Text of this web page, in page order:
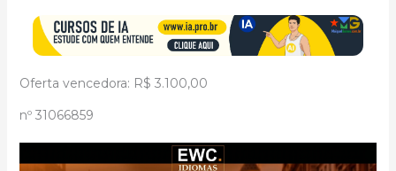
Oferta vencedora: R$ 3.100,00
nº 31066859